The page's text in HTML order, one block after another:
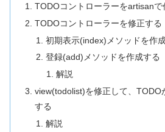
TODOコントローラーをartisanで
TODOコントローラーを修正する
初期表示(index)メソッドを作
登録(add)メソッドを作成する
解説
view(todolist)を修正して、TODO
する
解説